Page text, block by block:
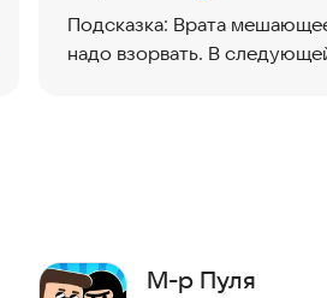
Подсказка: Врата
надо взорвать. В
М-р Пуля